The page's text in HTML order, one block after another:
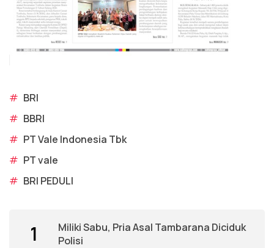
# BRI
# BBRI
# PT Vale Indonesia Tbk
# PT vale
# BRI PEDULI
1
Miliki Sabu, Pria Asal Tambarana Diciduk
Polisi